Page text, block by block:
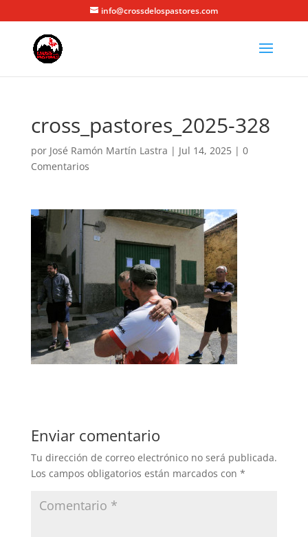
info@crossdelospastores.com
cross_pastores_2025-328
por José Ramón Martín Lastra | Jul 14, 2025| 0
Comentarios
Enviar comentario
Tu dirección de correo electrónico no será publicada.
Los campos obligatorios están marcados con *